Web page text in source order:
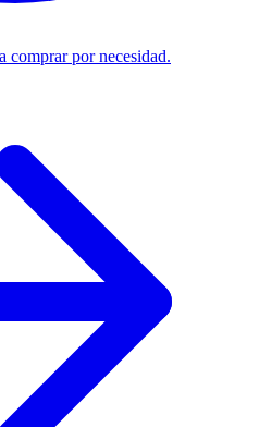
comprar por necesidad.